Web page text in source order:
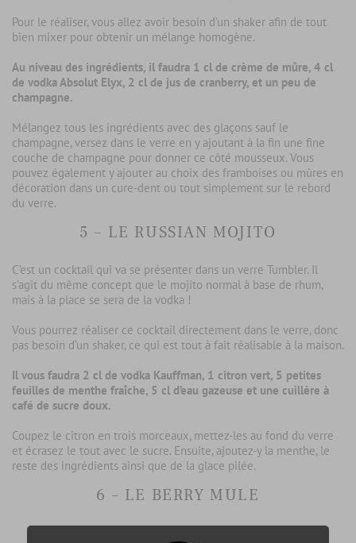
Pour le réaliser, vous allez avoir besoin d’un shaker afin de tout
bien mixer pour obtenir un mélange homogène.
Au niveau des ingrédients, il faudra 1 cl de crème de mûre, 4 cl
de vodka Absolut Elyx, 2 cl de jus de cranberry, et un peu de
champagne.
Mélangez tous les ingrédients avec des glaçons sauf le
champagne, versez dans le verre en y ajoutant à la fin une fine
couche de champagne pour donner ce côté mousseux. Vous
pouvez également y ajouter au choix des framboises ou mûres en
décoration dans un cure-dent ou tout simplement sur le rebord
du verre.
5 – LE RUSSIAN MOJITO
C’est un cocktail qui va se présenter dans un verre Tumbler. Il
s’agit du même concept que le mojito normal à base de rhum,
mais à la place se sera de la vodka !
Vous pourrez réaliser ce cocktail directement dans le verre, donc
pas besoin d’un shaker, ce qui est tout à fait réalisable à la maison.
Il vous faudra 2 cl de vodka Kauffman, 1 citron vert, 5 petites
feuilles de menthe fraîche, 5 cl d’eau gazeuse et une cuillère à
café de sucre doux.
Coupez le citron en trois morceaux, mettez-les au fond du verre
et écrasez le tout avec le sucre. Ensuite, ajoutez-y la menthe, le
reste des ingrédients ainsi que de la glace pilée.
6 – LE BERRY MULE